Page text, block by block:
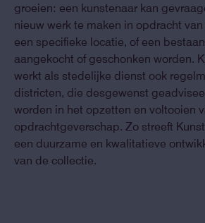
groeien: een kunstenaar kan
nieuw werk te maken in opdracht
een specifieke locatie, of een
aangekocht of geschonken worden.
werkt als stedelijke dienst ook
districten, die desgewenst
worden in het opzetten en voltooien
opdrachtgeverschap. Zo streeft
een duurzame en kwalitatieve
van de collectie.